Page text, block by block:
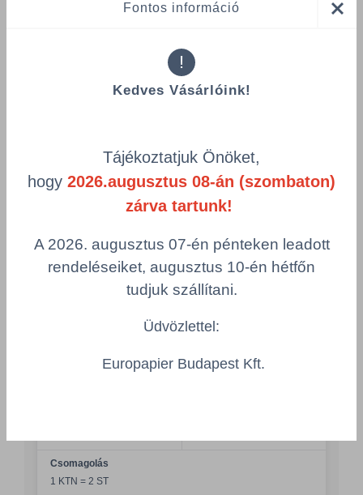
Termékek oldalanként
Cikkszám Szélesség
Csomagolás
TASKI Sani 100 W1b 2x5L - Fürdőszobai
Csomagolás
1 KTN = 2 ST
Fontos információ
!
Kedves Vásárlóink!
Tájékoztatjuk Önöket,
hogy 2026.augusztus 08-án (szombaton)
zárva tartunk!
A 2026. augusztus 07-én pénteken leadott
rendeléseiket, augusztus 10-én hétfőn
tudjuk szállítani.
Üdvözlettel:
Europapier Budapest Kft.